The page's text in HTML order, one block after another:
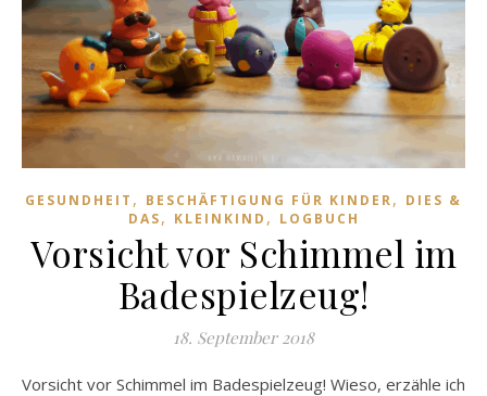
GESUNDHEIT , BESCHÄFTIGUNG FÜR KINDER, DIES &
DAS, KLEINKIND , LOGBUCH
Vorsicht vor Schimmel im
Badespielzeug!
18. September 2018
Vorsicht vor Schimmel im Badespielzeug! Wieso, erzähle ich